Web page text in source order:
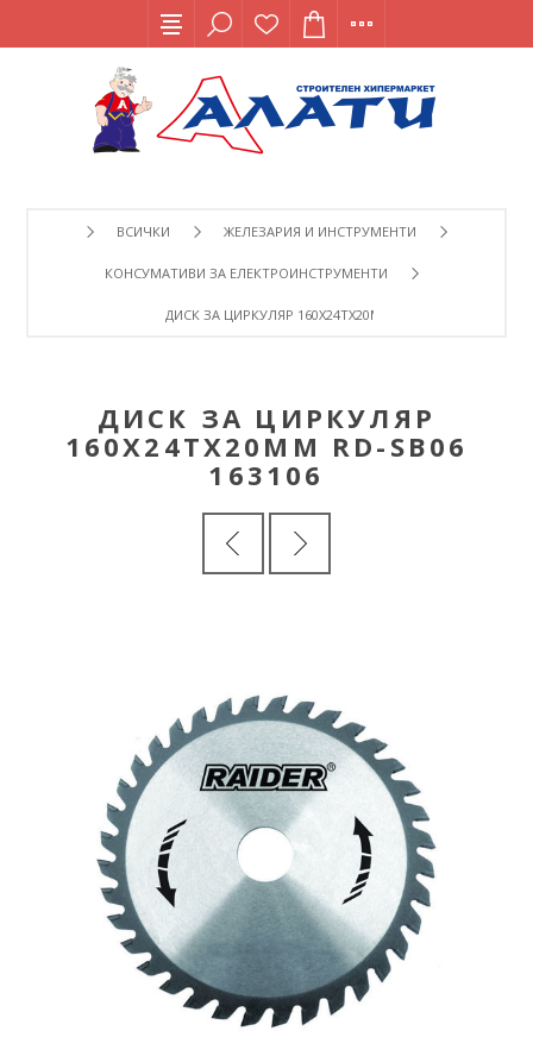
ВСИЧКИ ЖЕЛЕЗАРИЯ И ИНСТРУМЕНТИ
КОНСУМАТИВИ ЗА ЕЛЕКТРОИНСТРУМЕНТИ
ДИСК ЗА ЦИРКУЛЯР 160Х24ТХ20ММ RD-SB06 163106
ДИСК ЗА ЦИРКУЛЯР
160Х24ТХ20ММ RD-SB06
163106